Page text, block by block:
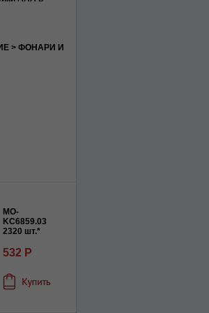
> ФОНАРИ И
MO-
KC6859.03
2320 шт.*
532 Р